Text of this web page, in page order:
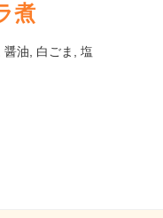
煮
醤油, 白ごま, 塩